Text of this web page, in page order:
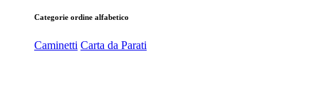
Categorie ordine alfabetico
Caminetti Carta da Parati